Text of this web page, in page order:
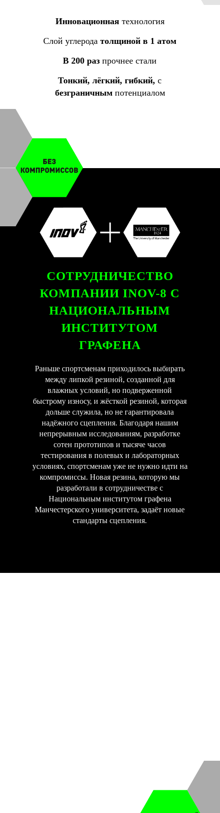
Инновационнаятехнология
Слой углеродатолщиной в 1 атом
В 200 раз прочнее стали
Тонкий, лёгкий, гибкий, с
безграничнымпотенциалом
СОТРУДНИЧЕСТВО
КОМПАНИИ INOV-8 С
НАЦИОНАЛЬНЫМ
ИНСТИТУТОМ
ГРАФЕНА
Раньше спортсменам приходилось выбирать
между липкой резиной, созданной для
влажных условий, но подверженной
быстрому износу, и жёсткой резиной, которая
дольше служила, но не гарантировала
надёжного сцепления. Благодаря нашим
непрерывным исследованиям, разработке
сотен прототипов и тысяче часов
тестирования в полевых и лабораторных
условиях, спортсменам уже не нужно идти на
компромиссы. Новая резина, которую мы
разработали в сотрудничестве с
Национальным институтом графена
Манчестерского университета, задаёт новые
стандарты сцепления.